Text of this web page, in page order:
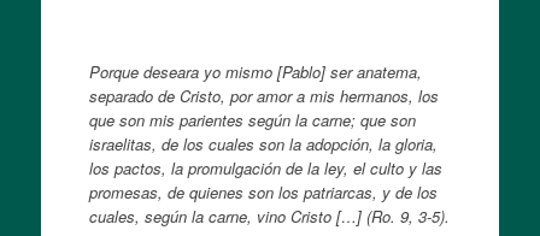
Porque deseara yo mismo [Pablo] ser anatema,
separado de Cristo, por amor a mis hermanos, los
que son mis parientes según la carne; que son
israelitas, de los cuales son la adopción, la gloria,
los pactos, la promulgación de la ley, el culto y las
promesas, de quienes son los patriarcas, y de los
cuales, según la carne, vino Cristo […] (Ro. 9, 3-5).